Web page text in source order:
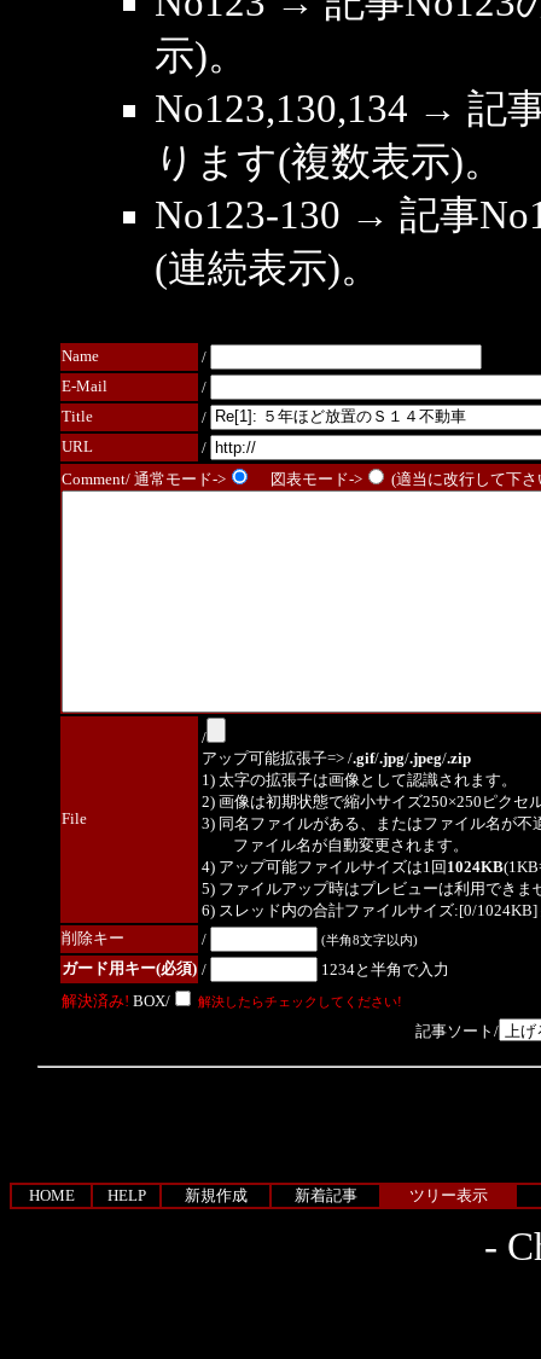
示)。
No123,130,134 → 記
ります(複数表示)。
No123-130 → 記事
(連続表示)。
Name
/
E-Mail
/
Title
/
URL
/
Comment/ 通常モード->
図表モード-> (適当に改行して下
File
/
アップ可能拡張子=> /.gif/.jpg/.jpeg/.zip
1) 太字の拡張子は画像として認識されます。
2) 画像は初期状態で縮小サイズ250×250ピクセ
3) 同名ファイルがある、またはファイル名が不
ファイル名が自動変更されます。
4) アップ可能ファイルサイズは1回 1024KB
5) ファイルアップ時はプレビューは利用できま
6) スレッド内の合計ファイルサイズ:[0/1024KB]
削除キー
/ (半角8文字以内)
ガード用キー(必須) /
1234と半角で入力
解決済み! BOX/ 解決したらチェックしてください!
記事ソート/
HOME HELP 新規作成 新着記事 ツリー表示
-